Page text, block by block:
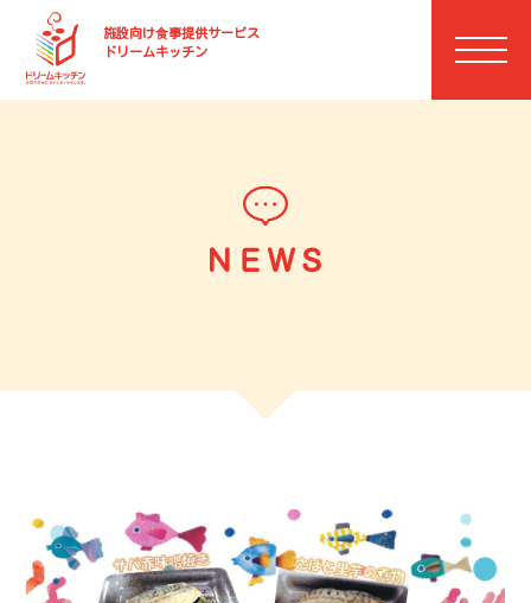
施設向け⾷事提供サービス
ドリームキッチン
ＮＥＷＳ